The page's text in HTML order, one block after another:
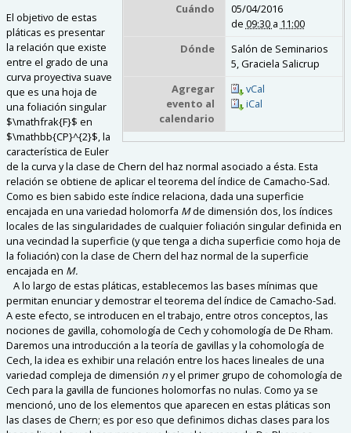
Cuándo
05/04/2016
de 09:30 a 11:00
Dónde
Salón de Seminarios
5, Graciela Salicrup
Agregar
evento al
calendario
vCal
iCal
El objetivo de estas
pláticas es presentar
la relación que existe
entre el grado de una
curva proyectiva suave
que es una hoja de
una foliación singular
$\mathfrak{F}$ en
$\mathbb{CP}^{2}$, la
característica de Euler
de la curva y la clase de Chern del haz normal asociado a ésta. Esta
relación se obtiene de aplicar el teorema del índice de Camacho-Sad.
Como es bien sabido este índice relaciona, dada una superficie
encajada en una variedad holomorfa Mde dimensión dos, los índices
locales de las singularidades de cualquier foliación singular definida en
una vecindad la superficie (y que tenga a dicha superficie como hoja de
la foliación) con la clase de Chern del haz normal de la superficie
encajada en M.
A lo largo de estas pláticas, establecemos las bases mínimas que
permitan enunciar y demostrar el teorema del índice de Camacho-Sad.
A este efecto, se introducen en el trabajo, entre otros conceptos, las
nociones de gavilla, cohomología de Cech y cohomología de De Rham.
Daremos una introducción a la teoría de gavillas y la cohomología de
Cech, la idea es exhibir una relación entre los haces lineales de una
variedad compleja de dimensión ny el primer grupo decohomología de
Cech para la gavilla de funciones holomorfas no nulas. Como ya se
mencionó, uno de los elementos que aparecen en estas pláticas son
las clases de Chern; es por eso que definimos dichas clases para los